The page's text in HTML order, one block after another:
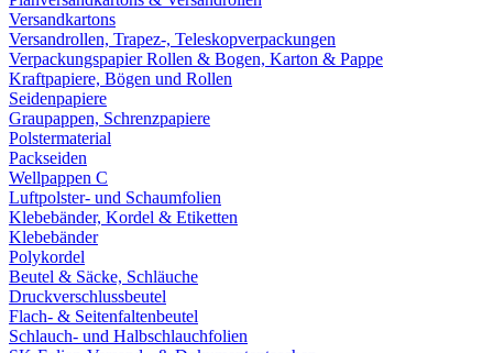
Versandkartons
Versandrollen, Trapez-, Teleskopverpackungen
Verpackungspapier Rollen & Bogen, Karton & Pappe
Kraftpapiere, Bögen und Rollen
Seidenpapiere
Graupappen, Schrenzpapiere
Polstermaterial
Packseiden
Wellpappen C
Luftpolster- und Schaumfolien
Klebebänder, Kordel & Etiketten
Klebebänder
Polykordel
Beutel & Säcke, Schläuche
Druckverschlussbeutel
Flach- & Seitenfaltenbeutel
Schlauch- und Halbschlauchfolien